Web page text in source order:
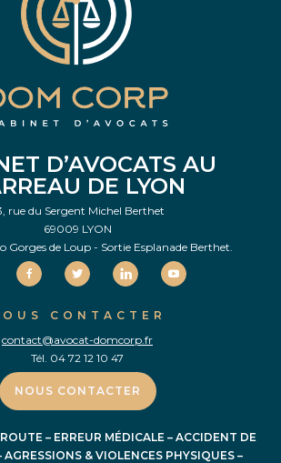
D’AVOCATS AU
DE LYON
rue du Sergent Michel Berthet
69009 LYON
Gorges de Loup - Sortie Esplanade Berthet.
CONTACTER
contact@avocat-domcorp.fr
Tél. 04 72 12 10 47
NOUS CONTACTER
– ERREUR MÉDICALE– ACCIDENT DE
AGRESSIONS & VIOLENCES PHYSIQUES –